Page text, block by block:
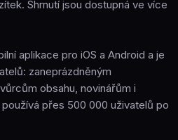
Shrnutí jsou dostupná ve více
aplikace pro iOS a Android a je
zaneprázdněným
obsahu, novinářům i
přes 500 000 uživatelů po